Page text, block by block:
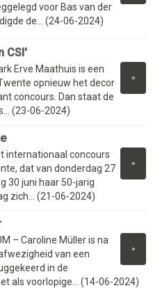
voor Bas van der
de... (24-06-2024)
CSI'
»
Erve Maathuis is een
opnieuw het decor
concours. Dan staat de
(23-06-2024)
»
internationaal concours
dat van donderdag 27
30 juni haar 50-jarig
zich... (21-06-2024)
»
– Caroline Müller is na
van een
in de
als voorlopige... (14-06-2024)